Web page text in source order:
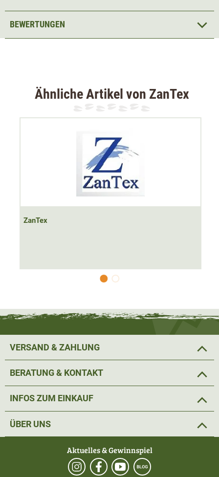
Schwedenhalsung
Reflektoren
Signalfarbe
BEWERTUNGEN
Ähnliche Artikel von ZanTex
ZanTex
VERSAND & ZAHLUNG
BERATUNG & KONTAKT
INFOS ZUM EINKAUF
ÜBER UNS
Aktuelles & Gewinnspiel